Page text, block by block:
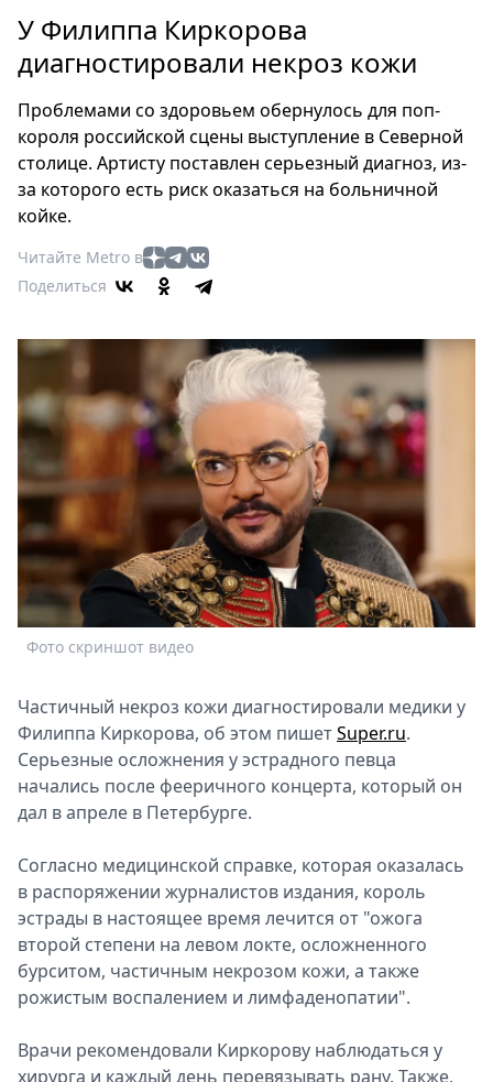
Россия
Мир
Еда
Туризм
Мода
Кино
Афиша
Выставки
Пресс-
релизы
О
Metro
Стримы
Спецпроекты
Звезды
Выборы
2026
Скачай
Metro
У Филиппа Киркорова
диагностировали некроз кожи
Проблемами со здоровьем обернулось для поп-
короля российской сцены выступление в Северной
столице. Артисту поставлен серьезный диагноз, из-
за которого есть риск оказаться на больничной
койке.
Читайте Metro в
Поделиться
Фото скриншот видео
Частичный некроз кожи диагностировали медики у
Филиппа Киркорова, об этом пишетSuper.ru.
Серьезные осложнения у эстрадного певца
начались после фееричного концерта, который он
дал в апреле в Петербурге.
Согласно медицинской справке, которая оказалась
в распоряжении журналистов издания, король
эстрады в настоящее время лечится от "ожога
второй степени на левом локте, осложненного
бурситом, частичным некрозом кожи, а также
рожистым воспалением и лимфаденопатии".
Врачи рекомендовали Киркорову наблюдаться у
хирурга и каждый день перевязывать рану. Также,